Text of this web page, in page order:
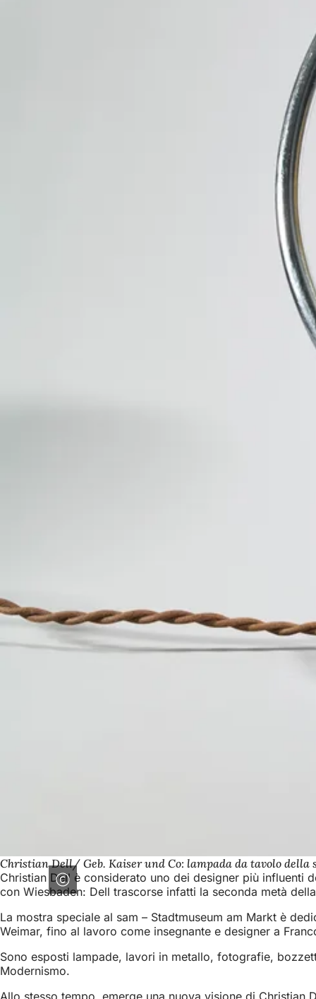
Christian Dell/ Geb. Kaiser und Co: lampada da tavolo della
Christian Dell è considerato uno dei designer più influenti
con Wiesbaden: Dell trascorse infatti la seconda metà
La mostra speciale al sam – Stadtmuseum am Markt è
Weimar, fino al lavoro come insegnante e designer a
Sono esposti lampade, lavori in metallo, fotografie,
Modernismo.
Allo stesso tempo, emerge una nuova visione di